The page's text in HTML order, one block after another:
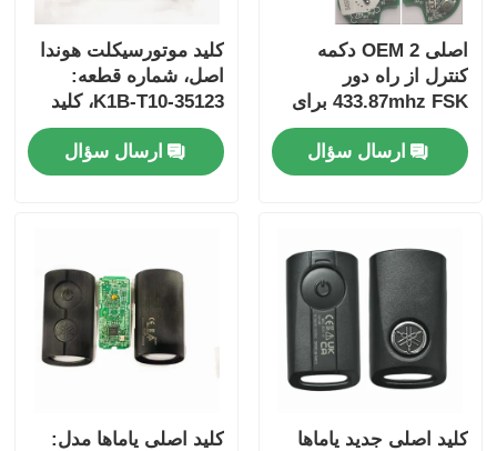
اصلی OEM 2 دکمه
کنترل از راه دور
433.87mhz FSK برای
Su-zuki Jim-ny 2005-
2017 بدون تراشه
37182-A7 فقط کنترل
ارسال سؤال
کلید موتورسیکلت هوندا
اصل، شماره قطعه:
35123-K1B-T10، کلید
ریموت سه دکمه
FSK433.92MHz با چیپ
ID47
ارسال سؤال
کلید اصلی جدید یاماها
کلید اصلی یاماها مدل: